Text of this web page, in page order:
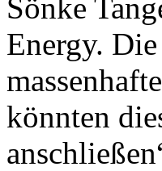
Sönke
Energy.
könnten